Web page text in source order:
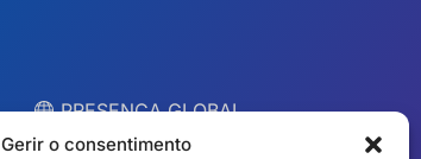
Gerir o consentimento
︎ PRESENÇA GLOBAL
Equipas locais em 10